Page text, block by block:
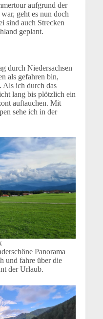
aufgrund der
geht es nun doch
sind auch Strecken
geplant.
durch Niedersachsen
als gefahren bin,
Als ich durch das
lang bis plötzlich ein
auftauchen. Mit
sehe ich in der
Panorama
und fahre über die
der Urlaub.